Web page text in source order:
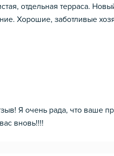
отдельная терраса.
Хорошие, заботливые
Я очень рада, что ваше
вновь!!!!